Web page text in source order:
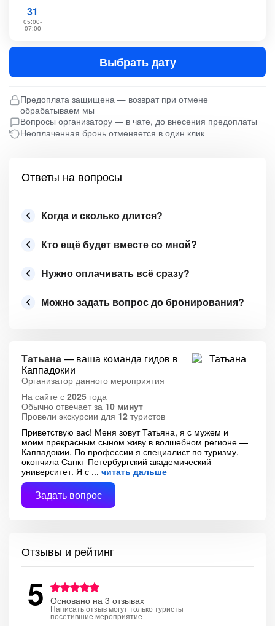
31
05:00-
07:00
Выбрать дату
Предоплата защищена — возврат при отмене
обрабатываем мы
Вопросы организатору — в чате, до внесения предоплаты
Неоплаченная бронь отменяется в один клик
Ответы на вопросы
Когда и сколько длится?
Кто ещё будет вместе со мной?
Нужно оплачивать всё сразу?
Можно задать вопрос до бронирования?
Татьана— ваша команда гидов в
Каппадокии
Организатор данного мероприятия
На сайте с 2025 года
Обычно отвечает за 10 минут
Провели экскурсии для 12 туристов
Приветствую вас! Меня зовут Татьяна, я с мужем и
моим прекрасным сыном живу в волшебном регионе —
Каппадокии. По профессии я специалист по туризму,
окончила Санкт-Петербургский академический
университет. Я с
читать дальше
Задать вопрос
Отзывы и рейтинг
5 Основано на 3 отзывах
Написать отзыв могут только туристы
посетившие мероприятие